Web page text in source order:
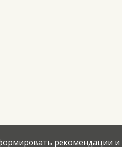
рекомендации и